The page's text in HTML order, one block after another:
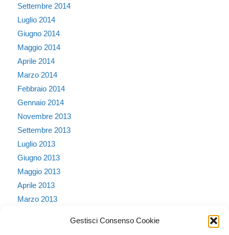
Gestisci Consenso Cookie
Settembre 2014
Luglio 2014
Giugno 2014
Maggio 2014
Aprile 2014
Marzo 2014
Febbraio 2014
Gennaio 2014
Novembre 2013
Settembre 2013
Luglio 2013
Giugno 2013
Maggio 2013
Aprile 2013
Marzo 2013